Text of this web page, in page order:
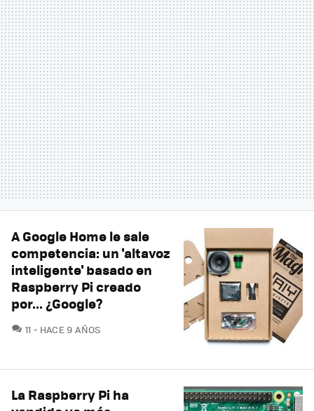
A Google Home le sale
competencia: un 'altavoz
inteligente' basado en
Raspberry Pi creado
por... ¿Google?
11 COMENTARIOS
HACE 9 AÑOS
La Raspberry Pi ha